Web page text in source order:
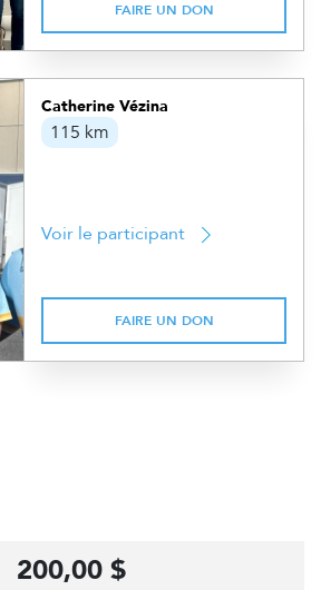
FAIRE UN DON
Catherine Vézina
115 km
Voir le participant
FAIRE UN DON
200,00 $